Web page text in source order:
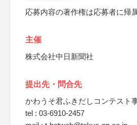
応募内容の著作権は応募者に帰
主催
株式会社中日新聞社
提出先・問合先
かわうそ君ふきだしコンテスト
tel : 03-6910-2457